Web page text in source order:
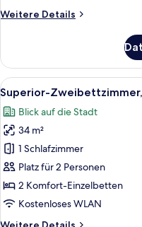
anzeigen
Weitere Details
Weitere
Doppel-
oder
-
Zweibettzimmer,
Balkon,
Stadtblick
Alle
Fotos
für
Superior-
Zweibettzimmer,
Balkon,
Stadtblick
anzeigen
11
Superior-
Blick auf die Stadt
34 m²
1 Schlafzimmer
Platz für 2 Personen
2 Komfort-Einzelbetten
Kostenloses WLAN
Weitere